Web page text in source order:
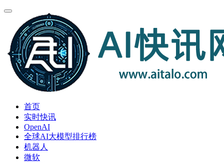
首页
实时快讯
OpenAI
全球AI大模型排行榜
机器人
微软